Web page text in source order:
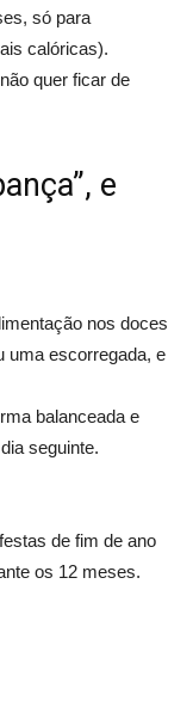
só para
calóricas).
quer ficar de
e
nos doces
uma escorregada, e
balanceada e
seguinte.
de fim de ano
os 12 meses.